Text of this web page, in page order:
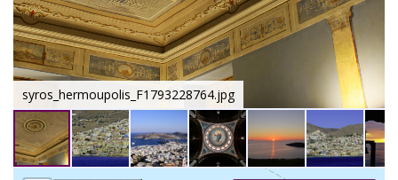
syros_hermoupolis_F1793228764.jpg